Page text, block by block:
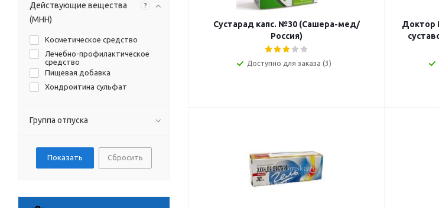
Сустарад капс. №30 (Сашера-мед/
Россия)
Доступно для заказа (3)
Доктор
Действующие вещества
(МНН)
?
Косметическое средство
Лечебно-профилактическое
средство
Пищевая добавка
Хондроитина сульфат
Группа отпуска
Сбросить